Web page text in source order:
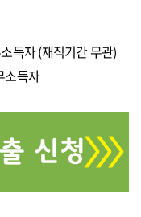
득자 (재직기간 무관)
소득자